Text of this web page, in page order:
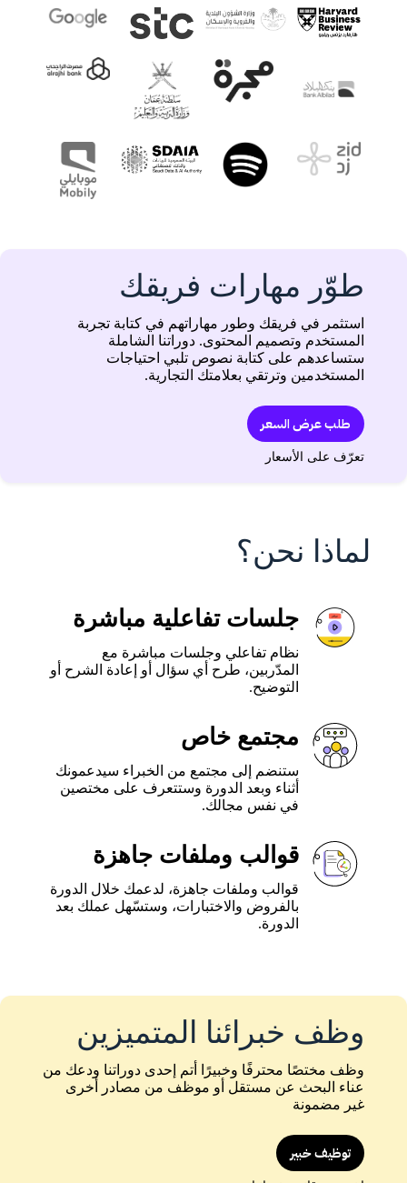
طوّر مهارات فريقك
استثمر في فريقك وطور مهاراتهم في كتابة تجربة
المستخدم وتصميم المحتوى. دوراتنا الشاملة
ستساعدهم على كتابة نصوص تلبي احتياجات
المستخدمين وترتقي بعلامتك التجارية.
طلب عرض السعر
تعرّف على الأسعار
لماذا نحن؟
جلسات تفاعلية مباشرة
نظام تفاعلي وجلسات مباشرة مع
المدّربين، طرح أي سؤال أو إعادة الشرح أو
التوضيح.
مجتمع خاص
ستنضم إلى مجتمع من الخبراء سيدعمونك
أثناء وبعد الدورة وستتعرف على مختصين
في نفس مجالك.
قوالب وملفات جاهزة
قوالب وملفات جاهزة، لدعمك خلال الدورة
بالفروض والاختبارات، وستسّهل عملك بعد
الدورة.
وظف خبرائنا المتميزين
وظف مختصًا محترفًا وخبيرًا أتم إحدى دوراتنا ودعك من
عناء البحث عن مستقل أو موظف من مصادر أخرى
غير مضمونة
توظيف خبير